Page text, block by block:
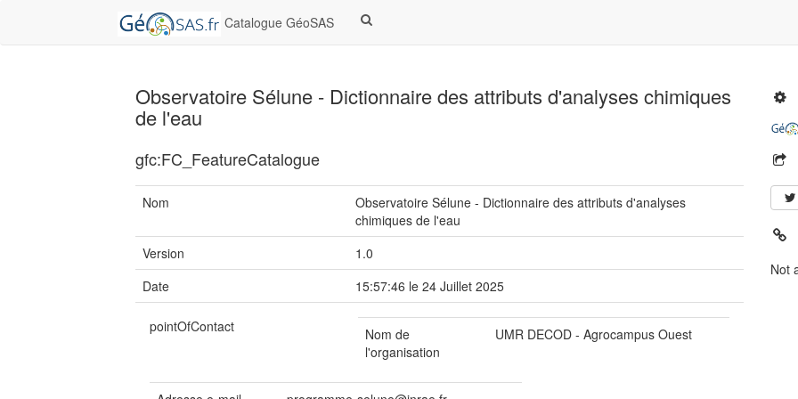
Catalogue GéoSAS
Observatoire Sélune - Dictionnaire des attributs d'analyses chimiques
de l'eau
gfc:FC_FeatureCatalogue
Nom
Observatoire Sélune - Dictionnaire des attributs d'analyses
chimiques de l'eau
Version
1.0
Date
15:57:46 le 24 Juillet 2025
pointOfContact
Nom de
l'organisation
UMR DECOD - Agrocampus Ouest
Not